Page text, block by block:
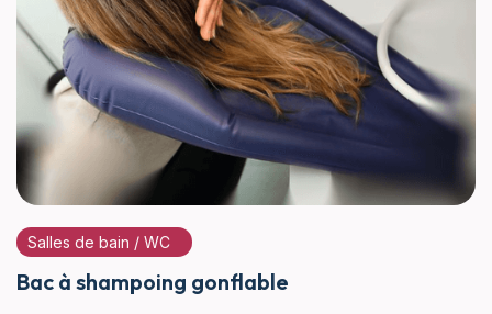
Salles de bain / WC
Bac à shampoing gonflable